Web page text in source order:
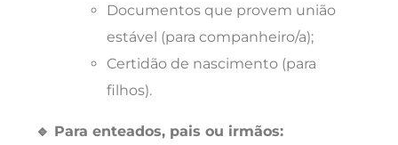
Documentos que provem união
estável (para companheiro/a);
Certidão de nascimento (para
filhos).
🔹 Para enteados, pais ou irmãos: